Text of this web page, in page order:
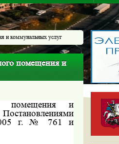
и коммунальных услуг
помещения и
помещения и
г. № 761 и